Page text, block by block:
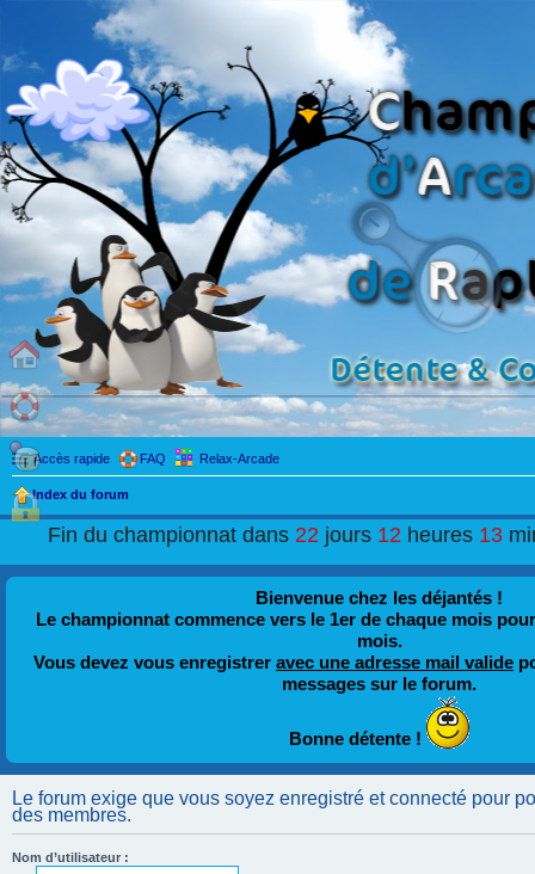
Accès rapide FAQ Relax-Arcade
Index du forum
Fin du championnat dans22 jours12 heures13
Bienvenue chez les déjantés !
Le championnat commence vers le 1er de chaque mois
mois.
Vous devez vous enregistrer avec une adresse mail valide
messages sur le forum.
Bonne détente !
Le forum exige que vous soyez enregistré et connecté pour
des membres.
Nom d’utilisateur :